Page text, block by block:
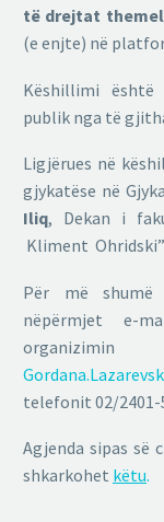
të drejtat
(e enjte) në
Këshillimi është
publik nga të
Ligjërues në
gjykatëse në
Iliq, Dekan i
Kliment
Për më shumë
nëpërmjet e-
telefonit 02/2401-
Agjenda sipas
shkarkohet këtu.